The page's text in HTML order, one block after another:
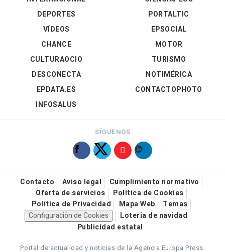
DEPORTES
VÍDEOS
PORTALTIC
EPSOCIAL
CHANCE
CULTURAOCIO
DESCONECTA
EPDATA.ES
INFOSALUS
MOTOR
TURISMO
NOTIMÉRICA
CONTACTOPHOTO
SÍGUENOS
Contacto Aviso legal
Cumplimiento normativo
Oferta de servicios
Política de Cookies
Política de Privacidad
Mapa Web
Temas
Configuración de Cookies
Loteria de navidad
Publicidad estatal
Portal de actualidad y noticias de la Agencia Europa Press.